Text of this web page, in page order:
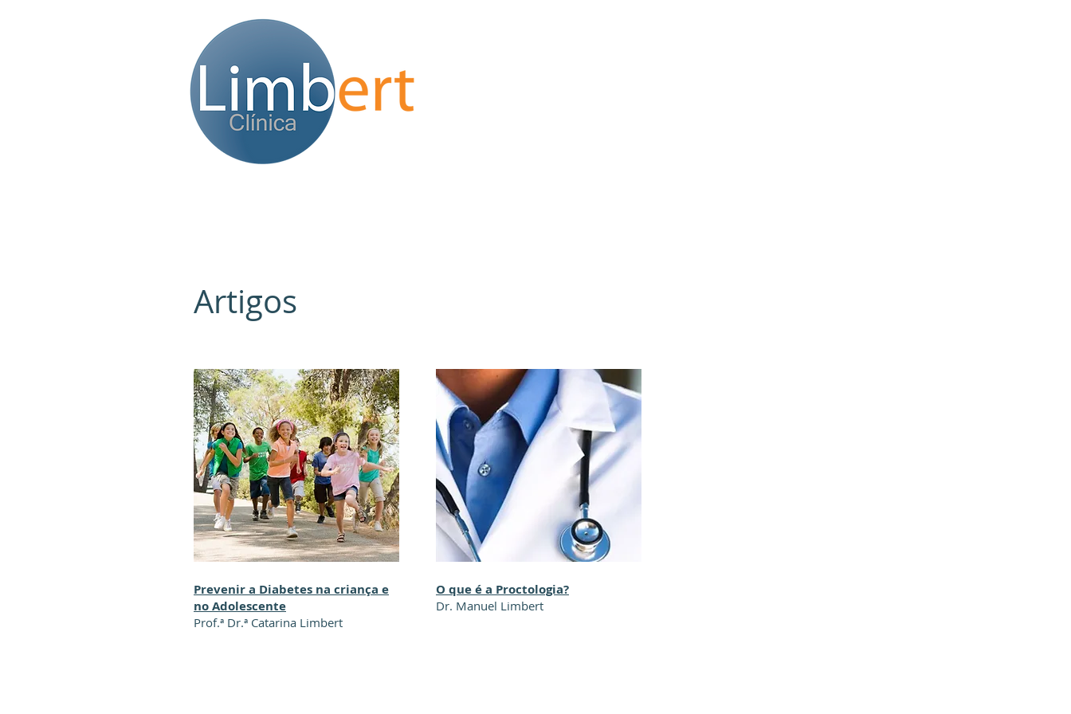
Artigos
Prevenir a Diabetes na criança e
no Adolescente
Prof.ª Dr.ª Catarina Limbert
O que é a Proctologia?
Dr. Manuel Limbert